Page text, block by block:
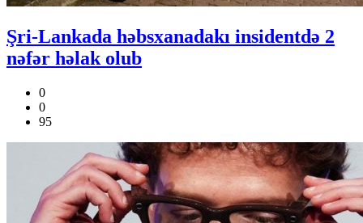
Şri-Lankada həbsxanadakı insidentdə 2
nəfər həlak olub
0
0
95